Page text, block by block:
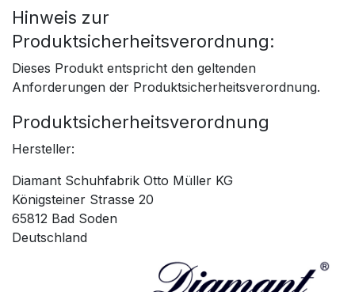
Hinweis zur
Produktsicherheitsverordnung:
Dieses Produkt entspricht den geltenden
Anforderungen der Produktsicherheitsverordnung.
Produktsicherheitsverordnung
Hersteller:
Diamant Schuhfabrik Otto Müller KG
Königsteiner Strasse 20
65812 Bad Soden
Deutschland